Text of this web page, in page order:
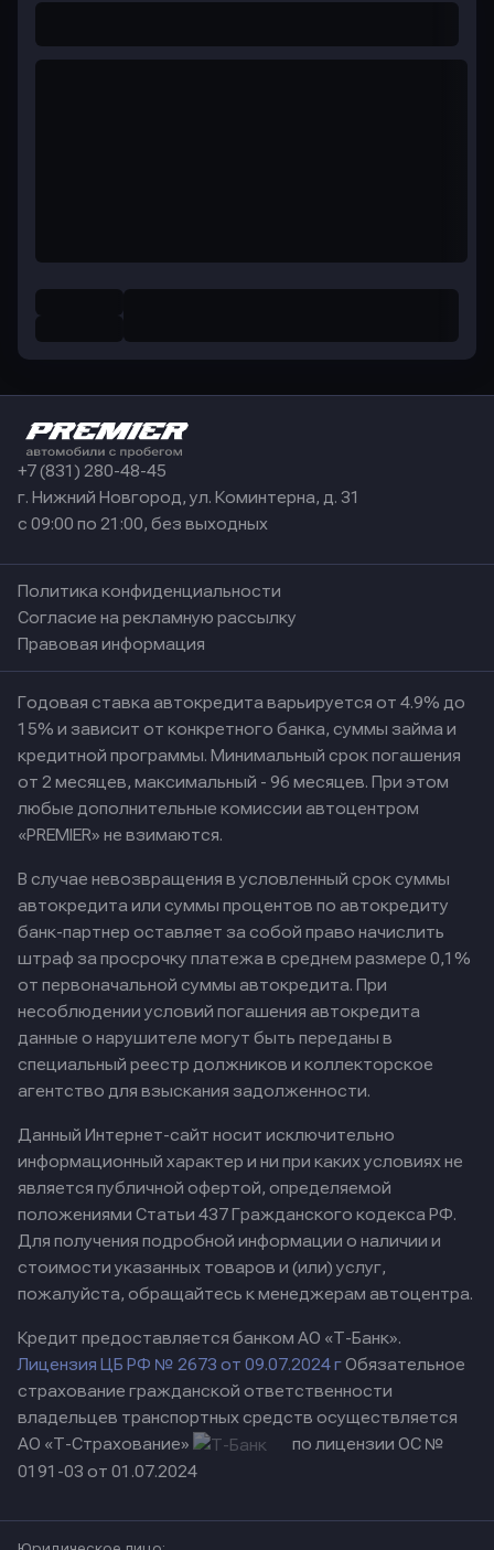
+7 (831) 280-48-45
г. Нижний Новгород, ул. Коминтерна, д. 31
с 09:00 по 21:00, без выходных
Политика конфиденциальности
Согласие на рекламную рассылку
Правовая информация
Годовая ставка автокредита варьируется от 4.9% до
15% и зависит от конкретного банка, суммы займа и
кредитной программы. Минимальный срок погашения
от 2 месяцев, максимальный - 96 месяцев. При этом
любые дополнительные комиссии автоцентром
«PREMIER» не взимаются.
В случае невозвращения в условленный срок суммы
автокредита или суммы процентов по автокредиту
банк-партнер оставляет за собой право начислить
штраф за просрочку платежа в среднем размере 0,1%
от первоначальной суммы автокредита. При
несоблюдении условий погашения автокредита
данные о нарушителе могут быть переданы в
специальный реестр должников и коллекторское
агентство для взыскания задолженности.
Данный Интернет-сайт носит исключительно
информационный характер и ни при каких условиях не
является публичной офертой, определяемой
положениями Статьи 437 Гражданского кодекса РФ.
Для получения подробной информации о наличии и
стоимости указанных товаров и (или) услуг,
пожалуйста, обращайтесь к менеджерам автоцентра.
Кредит предоставляется банком АО «Т-Банк».
Лицензия ЦБ РФ № 2673 от 09.07.2024 гОбязательное
страхование гражданской ответственности
владельцев транспортных средств осуществляется
АО «Т-Страхование»
по лицензии ОС №
0191-03 от 01.07.2024